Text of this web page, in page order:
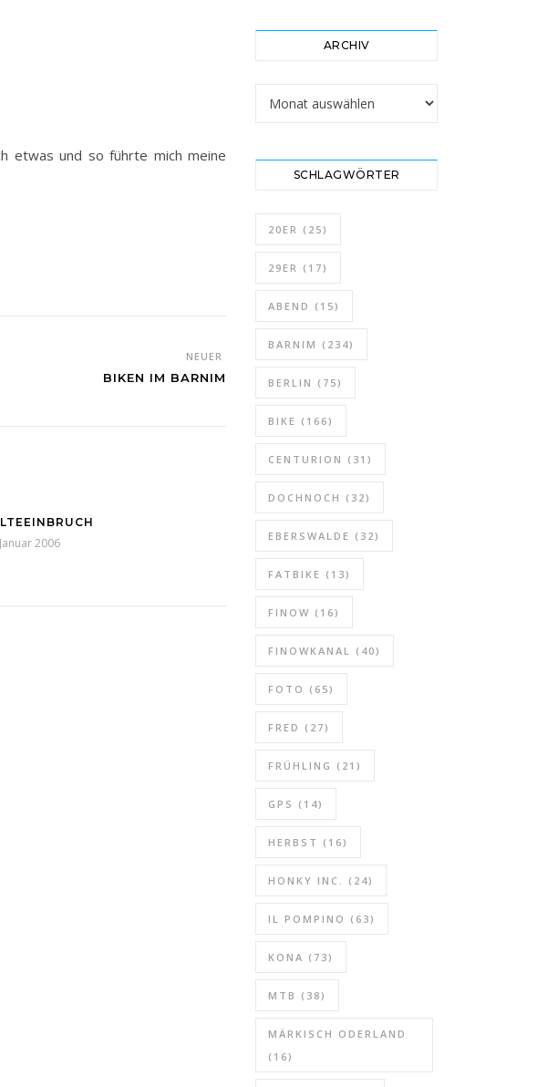
etwas und so führte mich meine
NEUER
BIKEN IM BARNIM
2006
ARCHIV
SCHLAGWÖRTER
20ER (25)
29ER (17)
ABEND (15)
BARNIM (234)
BERLIN (75)
BIKE (166)
CENTURION (31)
DOCHNOCH (32)
EBERSWALDE (32)
FATBIKE (13)
FINOW (16)
FINOWKANAL (40)
FOTO (65)
FRED (27)
FRÜHLING (21)
GPS (14)
HERBST (16)
HONKY INC. (24)
IL POMPINO (63)
KONA (73)
MTB (38)
MÄRKISCH ODERLAND
(16)